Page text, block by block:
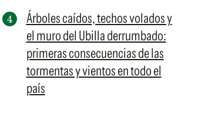
Árboles caídos, techos volados y
el muro del Ubilla derrumbado:
primeras consecuencias de las
tormentas y vientos en todo el
país